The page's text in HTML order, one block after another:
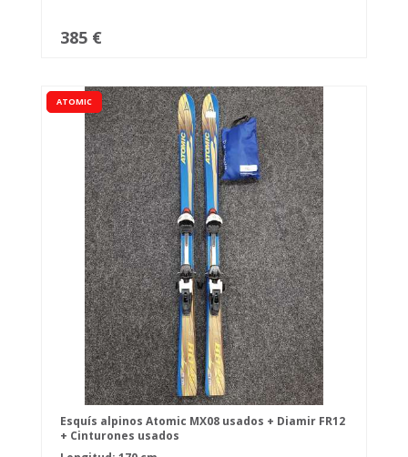
385 €
ATOMIC
Esquís alpinos Atomic MX08 usados + Diamir FR12
+ Cinturones usados